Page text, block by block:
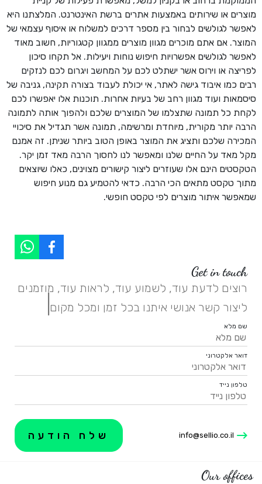
מוצרים או שירותים באמצעות אתרים ברשת האינטרנט. המלצתנו היא
לאפשר לגולשים לבחור בין מספר דרכים למשלוח או איסוף עצמאי של
המוצר. אם אתם מוכרים מגוון מוצרים ממגוון קטגוריות, חשוב מאוד
לאפשר לגולשים אפשרויות חיפוש נוחות ויעילות. אל תקחו סיכון
לפריצה או וירוס אשר ישתלט לכם על המחשב ויגרום לכם לנזקים
רבים כמו איבוד גישה לאתר, אי יכולת לעבוד בצורה תקינה, גניבה של
סיסמאות ועוד מגוון רחב של בעיות אחרות. תוכנות אלו יאפשרו לכם
לקחת כל תמונה שתצלמו של המוצרים שלכם ולהפוך אותה לתמונה
הרבה יותר מקורית, מיוחדת ומרשימה, תמונה אשר תגדיל את סיכויי
המכירה שלכם ותציג את המוצר באופן הטוב ביותר שניתן. זה אמנם
מקל מאד על החיים שלנו ומאפשר לנו לחסוך הרבה מאד זמן יקר.
הטקסטים הינם אלו שעוזרים ליצור קישורים מצוינים, כאלו שיוצאים
מתוך טקסט מתאים הכי הרבה. כדאי להטמיע גם מנוע חיפוש
שמאפשר איתור מוצרים לפי טקסט חופשי.
Get in touch
רוצים לדעת עוד, לשמוע עוד, לראות עוד, מוזמנים
ליצור קשר אנושי איתנו בכל זמן ומכל מקום.
|
שם מלא
דואר אלקטרוני
טלפון נייד
info@sellio.co.il
Our offices